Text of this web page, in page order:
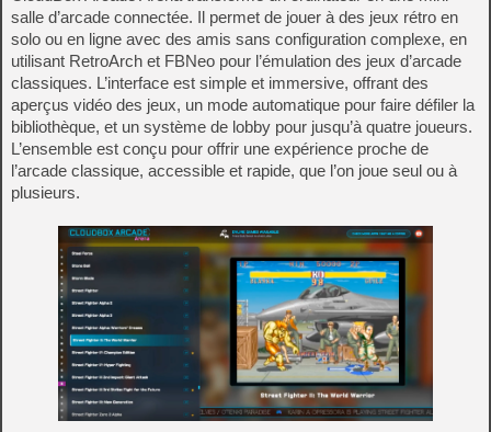
salle d’arcade connectée. Il permet de jouer à des jeux rétro en
solo ou en ligne avec des amis sans configuration complexe, en
utilisant RetroArch et FBNeo pour l’émulation des jeux d’arcade
classiques. L’interface est simple et immersive, offrant des
aperçus vidéo des jeux, un mode automatique pour faire défiler la
bibliothèque, et un système de lobby pour jusqu’à quatre joueurs.
L’ensemble est conçu pour offrir une expérience proche de
l’arcade classique, accessible et rapide, que l’on joue seul ou à
plusieurs.